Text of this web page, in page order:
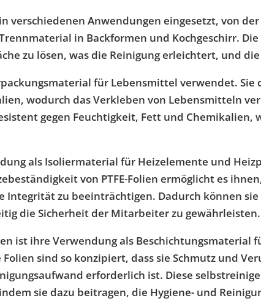
verschiedenen Anwendungen eingesetzt, von
in Backformen und Kochgeschirr.
zu lösen, was die Reinigung erleichtert, und
für Lebensmittel verwendet. Sie
wodurch das Verkleben von Lebensmitteln
gegen Feuchtigkeit, Fett und Chemikalien,
als Isoliermaterial für Heizelemente und
von PTFE-Folien ermöglicht es
zu beeinträchtigen. Dadurch können
die Sicherheit der Mitarbeiter zu gewährleisten.
ist ihre Verwendung als
sind so konzipiert, dass sie Schmutz und
erforderlich ist. Diese
sie dazu beitragen, die Hygiene- und